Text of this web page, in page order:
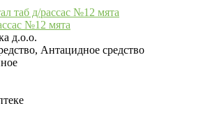
№12 мята
д.о.о.
Антацидное средство